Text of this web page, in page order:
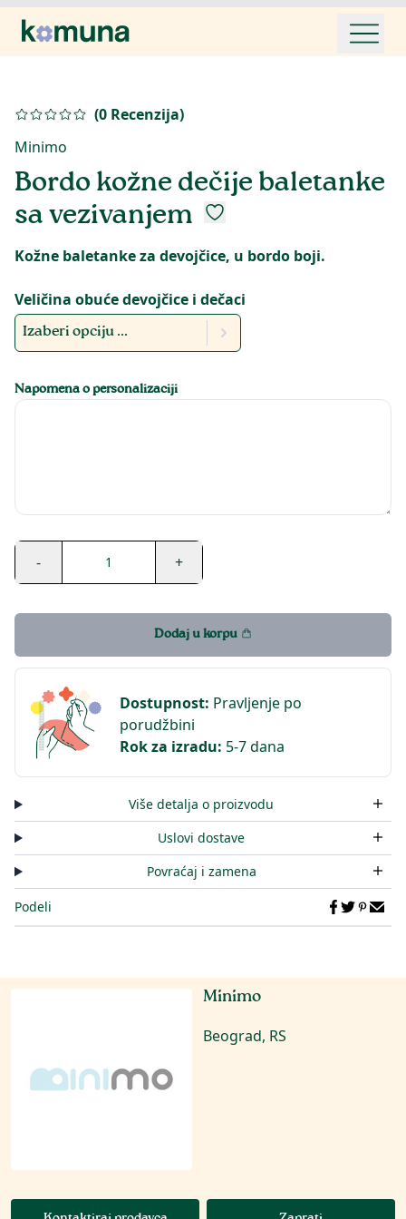
(0 Recenzija)
Minimo
Bordo kožne dečije baletanke
sa vezivanjem
Kožne baletanke za devojčice, u bordo boji.
Veličina obuće devojčice i dečaci
Izaberi opciju ...
Napomena o personalizaciji
- 1 +
Dodaj u korpu
Dostupnost: Pravljenje po
porudžbini
Rok za izradu: 5-7 dana
Više detalja o proizvodu
Uslovi dostave
Povraćaj i zamena
Podeli
Minimo
Beograd, RS